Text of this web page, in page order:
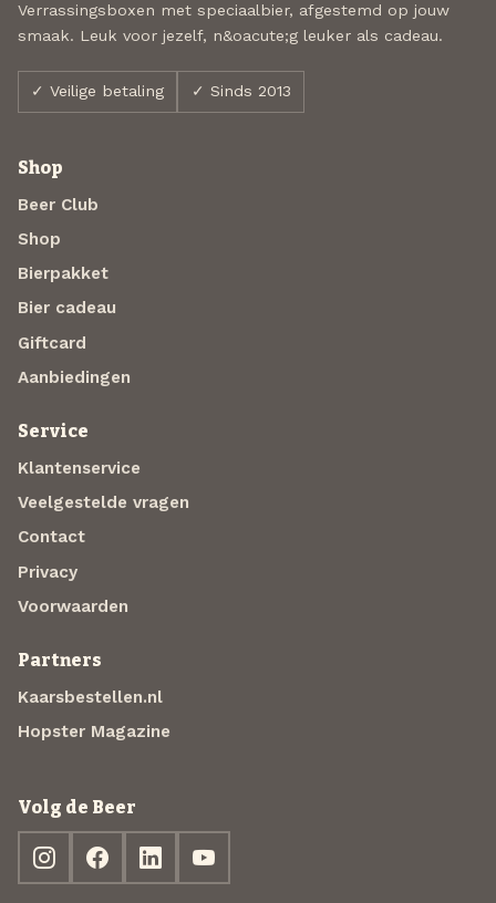
Verrassingsboxen met speciaalbier, afgestemd op jouw
smaak. Leuk voor jezelf, n&oacute;g leuker als cadeau.
✓ Veilige betaling ✓ Sinds 2013
Shop
Beer Club
Shop
Bierpakket
Bier cadeau
Giftcard
Aanbiedingen
Service
Klantenservice
Veelgestelde vragen
Contact
Privacy
Voorwaarden
Partners
Kaarsbestellen.nl
Hopster Magazine
Volg de Beer